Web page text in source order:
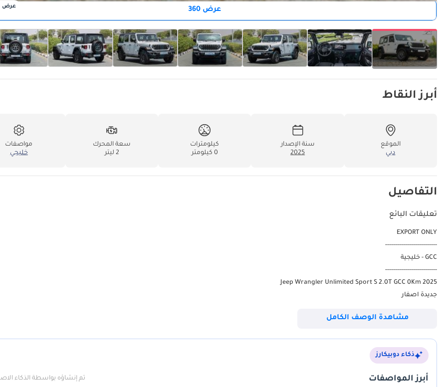
عرض 360 عرض
أبرز النقاط
الموقع
دبي
سنة الإصدار
2025
كيلومترات
0 كيلومتر
سعة المحرك
2 ليتر
مواصفات
خليجي
التفاصيل
تعليقات البائع
EXPORT ONLY
--------------------------
GCC - خليجية
--------------------------
2025 Jeep Wrangler Unlimited Sport S 2.0T GCC 0Km
جديدة اصفار
الموديل: Sport S
اللون: أبيض
كيلومترات: 0 كم
مشاهدة الوصف الكامل
ذكاء دوبيكارز
أبرز المواصفات تم إنشاؤه بواسطة الذكاء